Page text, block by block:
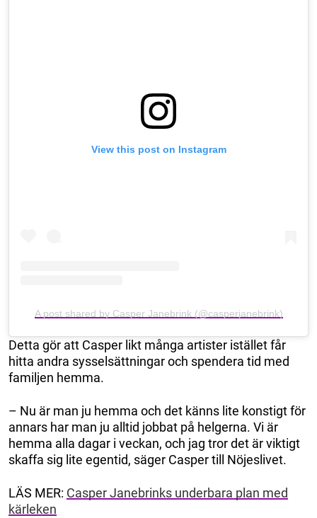
View this post on Instagram
A post shared by Casper Janebrink (@casperjanebrink)
Detta gör att Casper likt många artister istället får
hitta andra sysselsättningar och spendera tid med
familjen hemma.
– Nu är man ju hemma och det känns lite konstigt för
annars har man ju alltid jobbat på helgerna. Vi är
hemma alla dagar i veckan, och jag tror det är viktigt
skaffa sig lite egentid, säger Casper till Nöjeslivet.
LÄS MER: Casper Janebrinks underbara plan med
kärleken